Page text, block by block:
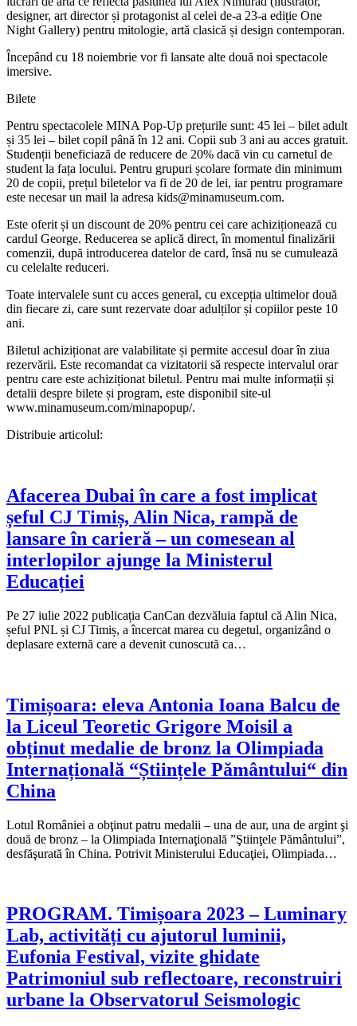
designer, art director și protagonist al celei de-a 23-a ediție One
Night Gallery) pentru mitologie, artă clasică și design contemporan.
Începând cu 18 noiembrie vor fi lansate alte două noi spectacole
imersive.
Bilete
Pentru spectacolele MINA Pop-Up prețurile sunt: 45 lei – bilet adult
și 35 lei – bilet copil până în 12 ani. Copii sub 3 ani au acces gratuit.
Studenții beneficiază de reducere de 20% dacă vin cu carnetul de
student la fața locului. Pentru grupuri școlare formate din minimum
20 de copii, prețul biletelor va fi de 20 de lei, iar pentru programare
este necesar un mail la adresa kids@minamuseum.com.
Este oferit și un discount de 20% pentru cei care achiziționează cu
cardul George. Reducerea se aplică direct, în momentul finalizării
comenzii, după introducerea datelor de card, însă nu se cumulează
cu celelalte reduceri.
Toate intervalele sunt cu acces general, cu excepția ultimelor două
din fiecare zi, care sunt rezervate doar adulților și copiilor peste 10
ani.
Biletul achiziționat are valabilitate și permite accesul doar în ziua
rezervării. Este recomandat ca vizitatorii să respecte intervalul orar
pentru care este achiziționat biletul. Pentru mai multe informații și
detalii despre bilete și program, este disponibil site-ul
www.minamuseum.com/minapopup/.
Distribuie articolul:
Afacerea Dubai în care a fost implicat
șeful CJ Timiș, Alin Nica, rampă de
lansare în carieră – un comesean al
interlopilor ajunge la Ministerul
Educației
Pe 27 iulie 2022 publicația CanCan dezvăluia faptul că Alin Nica,
șeful PNL și CJ Timiș, a încercat marea cu degetul, organizând o
deplasare externă care a devenit cunoscută ca…
Timișoara: eleva Antonia Ioana Balcu de
la Liceul Teoretic Grigore Moisil a
obținut medalie de bronz la Olimpiada
Internațională “Științele Pământului“ din
China
Lotul României a obţinut patru medalii – una de aur, una de argint şi
două de bronz – la Olimpiada Internaţională ”Ştiinţele Pământului”,
desfăşurată în China. Potrivit Ministerului Educaţiei, Olimpiada…
PROGRAM. Timișoara 2023 – Luminary
Lab, activități cu ajutorul luminii,
Eufonia Festival, vizite ghidate
Patrimoniul sub reflectoare, reconstruiri
urbane la Observatorul Seismologic